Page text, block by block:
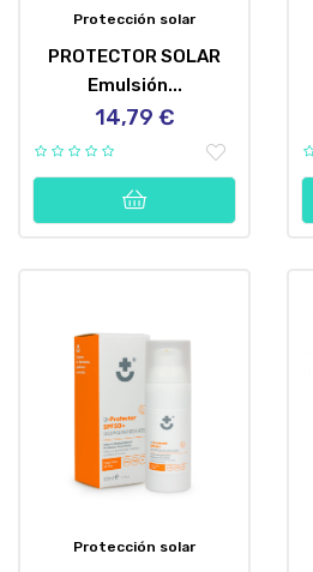
Protección solar
PROTECTOR SOLAR
Emulsión...
Precio
14,79 €
Protección solar